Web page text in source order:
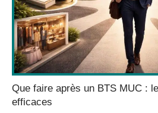
Que faire après un BTS MUC :
efficaces